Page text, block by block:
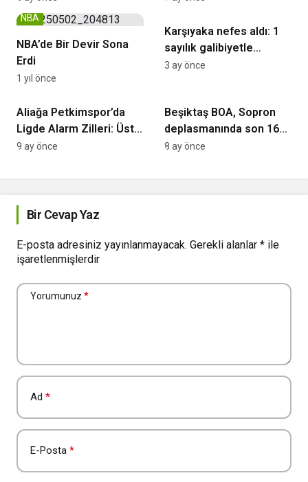
NBA’de Bir Devir Sona
Erdi
NBA
1 yıl önce
Karşıyaka nefes aldı: 1
sayılık galibiyetle
umutlar tazelendi
Erkekler Basketbol Süper Ligi
3 ay önce
Aliağa Petkimspor’da
Ligde Alarm Zilleri: Üst
Üste 3. Mağlubiyet
Erkekler Basketbol Süper Ligi
9 ay önce
Beşiktaş BOA, Sopron
deplasmanında son 16
için sahada
8 ay önce
Bir Cevap Yaz
E-posta adresiniz yayınlanmayacak. Gerekli alanlar * ile
işaretlenmişlerdir
Yorumunuz *
Ad *
E-Posta *